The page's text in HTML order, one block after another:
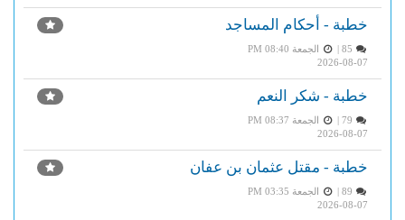
خطبة - أحكام المساجد
الجمعة PM 08:40
2026-08-07
خطبة - شكر النعم
الجمعة PM 08:37
2026-08-07
خطبة - مقتل عثمان بن عفان
الجمعة PM 03:35
2026-08-07